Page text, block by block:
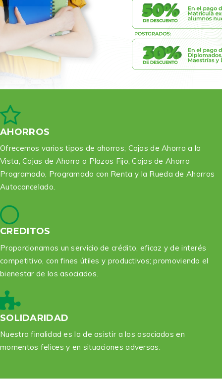
AHORROS
Ofrecemos varios tipos de ahorros; Cajas de Ahorro a la
Vista, Cajas de Ahorro a Plazos Fijo, Cajas de Ahorro
Programado, Programado con Renta y la Rueda de Ahorros
Autocancelado.
CREDITOS
Proporcionamos un servicio de crédito, eficaz y de interés
competitivo, con fines útiles y productivos; promoviendo el
bienestar de los asociados.
SOLIDARIDAD
Nuestra finalidad es la de asistir a los asociados en
momentos felices y en situaciones adversas.